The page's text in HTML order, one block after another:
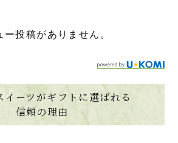
ー投稿がありません。
イーツがギフトに選ばれる
信頼の理由